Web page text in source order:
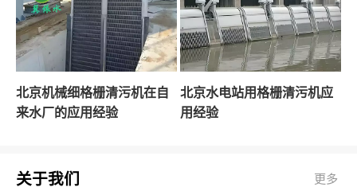
北京机械细格栅清污机在自
来水厂的应用经验
北京水电站用格栅清污机应
用经验
关于我们 更多